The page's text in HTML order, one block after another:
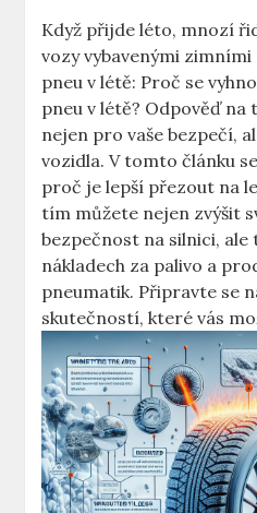
Když přijde léto, mnozí
vozy vybavenými
pneu v létě: Proč se
pneu v létě? Odpověď
nejen pro vaše bezpečí,
vozidla. V tomto článku
proč je lepší přezout na
tím můžete nejen zvýšit
bezpečnost na silnici, ale
nákladech za palivo a
pneumatik. Připravte se
skutečností, které vás